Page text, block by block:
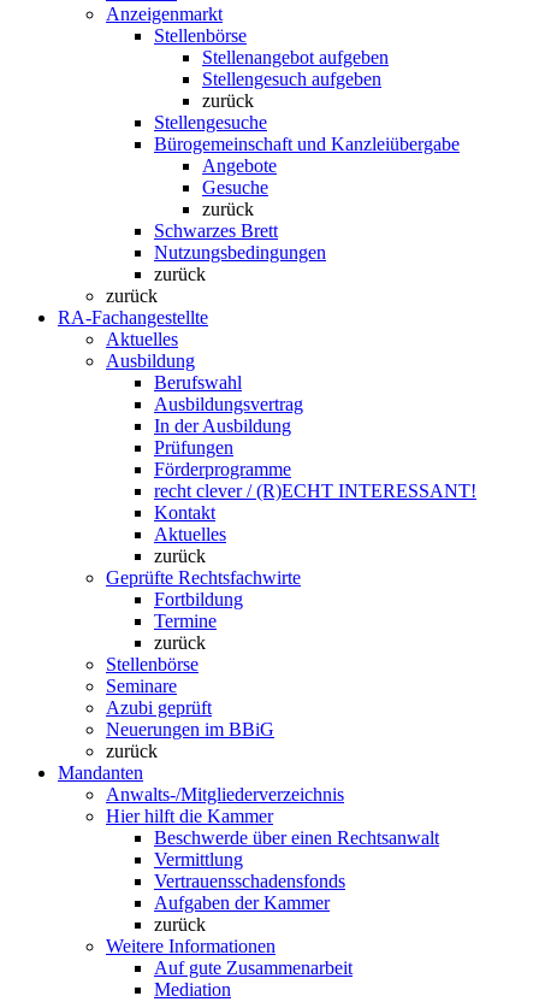
Anzeigenmarkt
Stellenbörse
Stellenangebot aufgeben
Stellengesuch aufgeben
zurück
Stellengesuche
Bürogemeinschaft und Kanzleiübergabe
Angebote
Gesuche
zurück
Schwarzes Brett
Nutzungsbedingungen
zurück
zurück
RA-Fachangestellte
Aktuelles
Ausbildung
Berufswahl
Ausbildungsvertrag
In der Ausbildung
Prüfungen
Förderprogramme
recht clever / (R)ECHT INTERESSANT!
Kontakt
Aktuelles
zurück
Geprüfte Rechtsfachwirte
Fortbildung
Termine
zurück
Stellenbörse
Seminare
Azubi geprüft
Neuerungen im BBiG
zurück
Mandanten
Anwalts-/Mitgliederverzeichnis
Hier hilft die Kammer
Beschwerde über einen Rechtsanwalt
Vermittlung
Vertrauensschadensfonds
Aufgaben der Kammer
zurück
Weitere Informationen
Auf gute Zusammenarbeit
Mediation